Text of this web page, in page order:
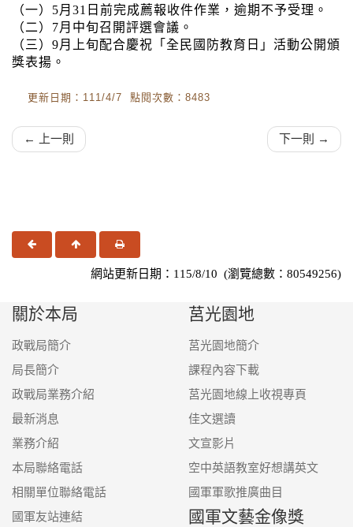
（一）5月31日前完成薦報收件作業，逾期不予受理。
（二）7月中旬召開評選會議。
（三）9月上旬配合慶祝「全民國防教育日」活動公開頒
獎表揚。
更新日期：111/4/7 點閱次數：8483
← 上一則 下一則 →
上一頁 回頂端 友善列印
網站更新日期：115/8/10 (瀏覽總數：80549256)
關於本局
政戰局簡介
局長簡介
政戰局業務介紹
最新消息
業務介紹
本局聯絡電話
相關單位聯絡電話
國軍友站連結
莒光園地
莒光園地簡介
課程內容下載
莒光園地線上收視專頁
佳文選讀
文宣影片
空中英語教室好想講英文
國軍軍歌推廣曲目
國軍文藝金像獎